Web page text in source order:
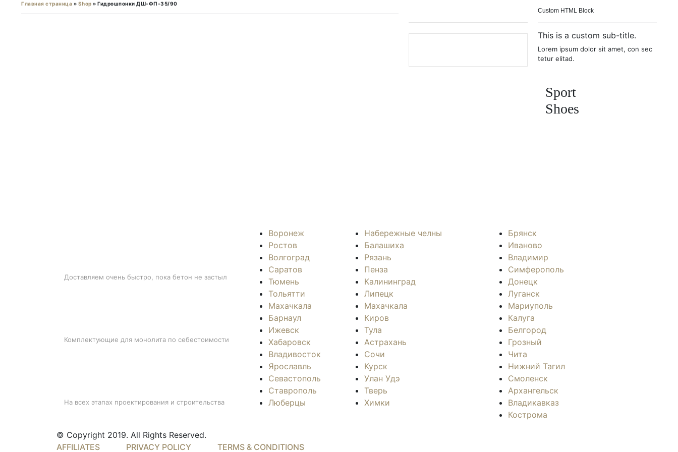
Главная страница » Shop » Гидрошпонки ДШ-ФП-35/90
Custom HTML Block
This is a custom sub-title.
Lorem ipsum dolor sit amet, con sec
tetur elitad.
Sport
Shoes
Доставляем очень быстро, пока бетон не застыл
Комплектующие для монолита по себестоимости
На всех этапах проектирования и строительства
Воронеж
Ростов
Волгоград
Саратов
Тюмень
Тольятти
Махачкала
Барнаул
Ижевск
Хабаровск
Владивосток
Ярославль
Севастополь
Ставрополь
Люберцы
Набережные челны
Балашиха
Рязань
Пенза
Калининград
Липецк
Махачкала
Киров
Тула
Астрахань
Сочи
Курск
Улан Удэ
Тверь
Химки
Брянск
Иваново
Владимир
Симферополь
Донецк
Луганск
Мариуполь
Калуга
Белгород
Грозный
Чита
Нижний Тагил
Смоленск
Архангельск
Владикавказ
Кострома
© Copyright 2019. All Rights Reserved.
AFFILIATES
PRIVACY POLICY TERMS & CONDITIONS